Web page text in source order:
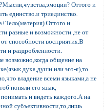
Оттого и
единство.и триединство.
Оттого и
разные и возможности ,не от
способности восприятия.В
и раздробленности.
возможно,когда общение на
духа,души или эго-я),то
владение всеми языками,а не
поняли его язык,
понимать и видеть каждого.А на
субъективности,то,лишь